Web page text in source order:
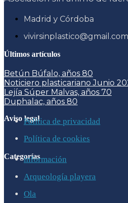
Madrid y Córdoba
vivirsinplastico@gmail.com
Últimos artículos
Betún Búfalo, años 80
Noticiero plasticariano Junio
Lejía Súper Malvas, años 70
Duphalac, años 80
Aviso legalPolítica de privacidad
Política de cookies
Categoríasinformación
Arqueología playera
Ola